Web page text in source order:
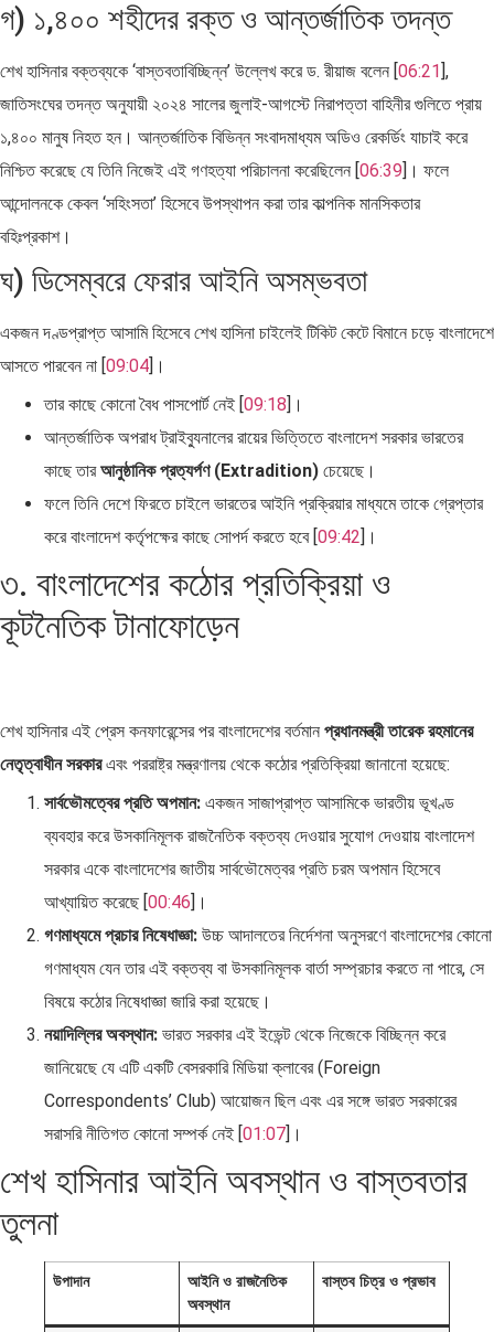
গ) ১,৪০০ শহীদের রক্ত ও আন্তর্জাতিক তদন্ত
শেখ হাসিনার বক্তব্যকে ‘বাস্তবতাবিচ্ছিন্ন’ উল্লেখ করে ড. রীয়াজ বলেন [ 06:21 ],
জাতিসংঘের তদন্ত অনুযায়ী ২০২৪ সালের জুলাই-আগস্টে নিরাপত্তা বাহিনীর গুলিতে প্রায়
১,৪০০ মানুষ নিহত হন। আন্তর্জাতিক বিভিন্ন সংবাদমাধ্যম অডিও রেকর্ডিং যাচাই করে
নিশ্চিত করেছে যে তিনি নিজেই এই গণহত্যা পরিচালনা করেছিলেন [ 06:39 ]। ফলে
আন্দোলনকে কেবল ‘সহিংসতা’ হিসেবে উপস্থাপন করা তার কাল্পনিক মানসিকতার
বহিঃপ্রকাশ।
ঘ) ডিসেম্বরে ফেরার আইনি অসম্ভবতা
একজন দণ্ডপ্রাপ্ত আসামি হিসেবে শেখ হাসিনা চাইলেই টিকিট কেটে বিমানে চড়ে বাংলাদেশে
আসতে পারবেন না [ 09:04 ]।
তার কাছে কোনো বৈধ পাসপোর্ট নেই [ 09:18 ]।
আন্তর্জাতিক অপরাধ ট্রাইব্যুনালের রায়ের ভিত্তিতে বাংলাদেশ সরকার ভারতের
কাছে তারআনুষ্ঠানিক প্রত্যর্পণ (Extradition) চেয়েছে।
ফলে তিনি দেশে ফিরতে চাইলে ভারতের আইনি প্রক্রিয়ার মাধ্যমে তাকে গ্রেপ্তার
করে বাংলাদেশ কর্তৃপক্ষের কাছে সোপর্দ করতে হবে [ 09:42 ]।
৩. বাংলাদেশের কঠোর প্রতিক্রিয়া ও
কূটনৈতিক টানাফোড়েন
শেখ হাসিনার এই প্রেস কনফারেন্সের পর বাংলাদেশের বর্তমান প্রধানমন্ত্রী তারেক রহমানের
নেতৃত্বাধীন সরকারএবং পররাষ্ট্র মন্ত্রণালয় থেকে কঠোর প্রতিক্রিয়া জানানো হয়েছে:
সার্বভৌমত্বের প্রতি অপমান: একজন সাজাপ্রাপ্ত আসামিকে ভারতীয় ভূখণ্ড
ব্যবহার করে উসকানিমূলক রাজনৈতিক বক্তব্য দেওয়ার সুযোগ দেওয়ায় বাংলাদেশ
সরকার একে বাংলাদেশের জাতীয় সার্বভৌমেত্বর প্রতি চরম অপমান হিসেবে
আখ্যায়িত করেছে [ 00:46 ]।
গণমাধ্যমে প্রচার নিষেধাজ্ঞা: উচ্চ আদালতের নির্দেশনা অনুসরণে বাংলাদেশের কোনো
গণমাধ্যম যেন তার এই বক্তব্য বা উসকানিমূলক বার্তা সম্প্রচার করতে না পারে, সে
বিষয়ে কঠোর নিষেধাজ্ঞা জারি করা হয়েছে।
নয়াদিল্লির অবস্থান: ভারত সরকার এই ইভেন্ট থেকে নিজেকে বিচ্ছিন্ন করে
জানিয়েছে যে এটি একটি বেসরকারি মিডিয়া ক্লাবের (Foreign
Correspondents’ Club) আয়োজন ছিল এবং এর সঙ্গে ভারত সরকারের
সরাসরি নীতিগত কোনো সম্পর্ক নেই [ 01:07 ]।
শেখ হাসিনার আইনি অবস্থান ও বাস্তবতার
তুলনা
উপাদান
আইনি ও রাজনৈতিক
অবস্থান
বাস্তব চিত্র ও প্রভাব